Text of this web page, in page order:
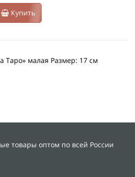
Купить
Таро» малая Размер: 17 см
товары оптом по всей России